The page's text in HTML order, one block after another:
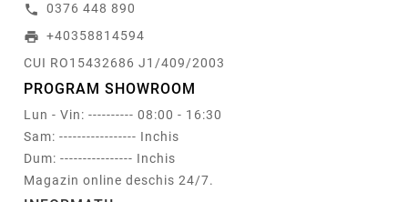
call 0376 448 890
print +40358814594
CUI RO15432686 J1/409/2003
PROGRAM SHOWROOM
Lun - Vin: ---------- 08:00 - 16:30
Sam: ----------------- Inchis
Dum: ---------------- Inchis
Magazin online deschis 24/7.